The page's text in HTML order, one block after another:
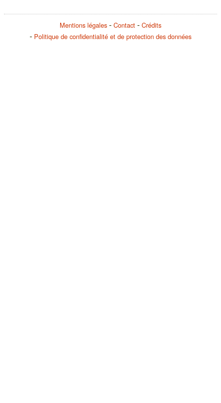
Mentions légales Contact
Crédits
Politique de confidentialité et de protection des données